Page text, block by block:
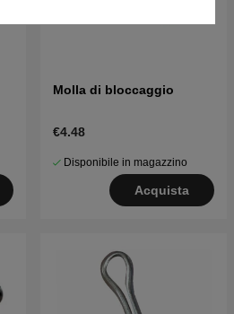
Molla di bloccaggio
€4.48
Disponibile in magazzino
Acquista